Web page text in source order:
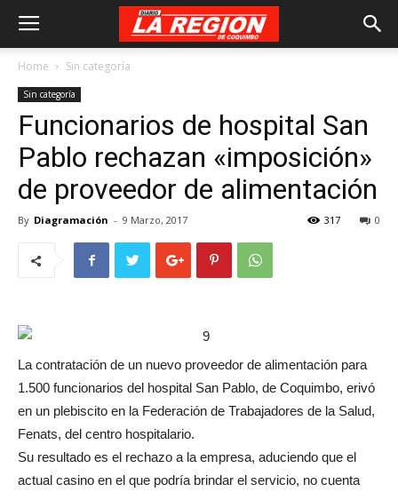
Home Sin categoría
Sin categoría
Funcionarios de hospital San
Pablo rechazan «imposición»
de proveedor de alimentación
By Diagramación - 9 Marzo, 2017 0
317
La contratación de un nuevo proveedor de alimentación para
1.500 funcionarios del hospital San Pablo, de Coquimbo, erivó
en un plebiscito en la Federación de Trabajadores de la Salud,
Fenats, del centro hospitalario.
Su resultado es el rechazo a la empresa, aduciendo que el
actual casino en el que podría brindar el servicio, no cuenta